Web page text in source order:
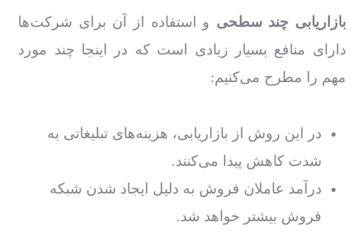
بازاریابی چند سطحی و استفاده از آن برای شرکت‌ها
دارای منافع بسیار زیادی است که در اینجا چند مورد
مهم را مطرح می‌کنیم:
در این روش از بازاریابی، هزینه‌های تبلیغاتی به
شدت کاهش پیدا می‌کنند.
درآمد عاملان فروش به دلیل ایجاد شدن شبکه
فروش بیشتر خواهد شد.